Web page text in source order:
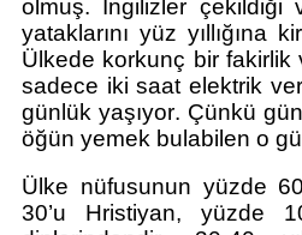
olmuş. İngilizler çekildiği
yataklarını yüz yıllığına
Ülkede korkunç bir fakirlik
sadece iki saat elektrik
günlük yaşıyor. Çünkü
öğün yemek bu labilen o
Ülke nüfusunun yüzde 60
30’u Hristiyan, yüzde